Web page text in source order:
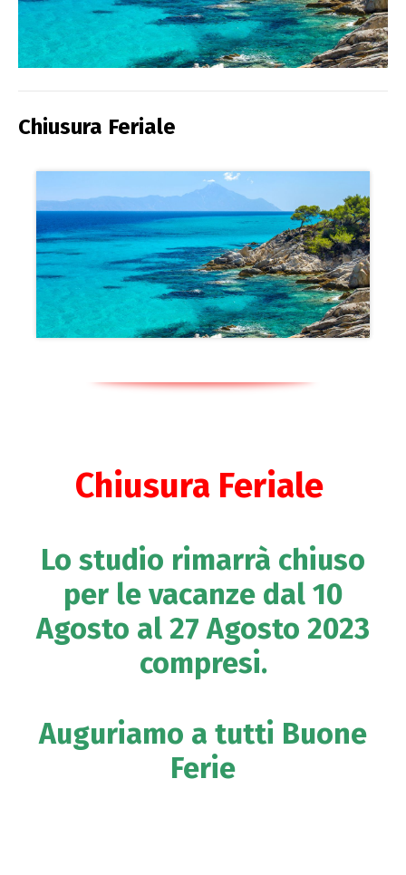
Chiusura Feriale
Chiusura Feriale
Lo studio rimarrà chiuso
per le vacanze dal 10
Agosto al 27 Agosto 2023
compresi.
Auguriamo a tutti Buone
Ferie